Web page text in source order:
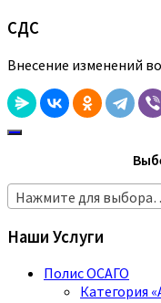
СДС
Внесение изменений
Нажмите для
Наши Услуги
Полис ОСАГО
Категория